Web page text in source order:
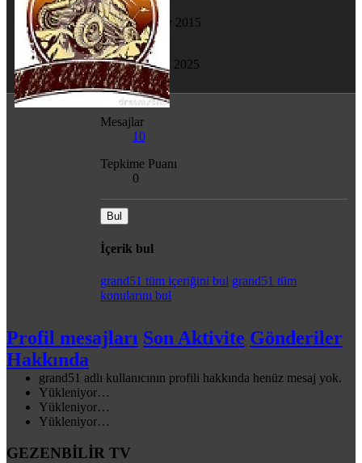
Katılım
21 May 2015
Son görülme
18 Ağu 2025
Mesajlar
10
Tepkime Puanı
0
Bul
İçerik bul
grand51 tüm içeriğini bul grand51 tüm
konularını bul
Profil mesajları Son Aktivite Gönderiler
Hakkında
grand51 adlı kullanıcının profili hakkında henüz mesaj yok.
Yükleniyor…
Yükleniyor…
Yükleniyor…
GEZENBİLİR TV